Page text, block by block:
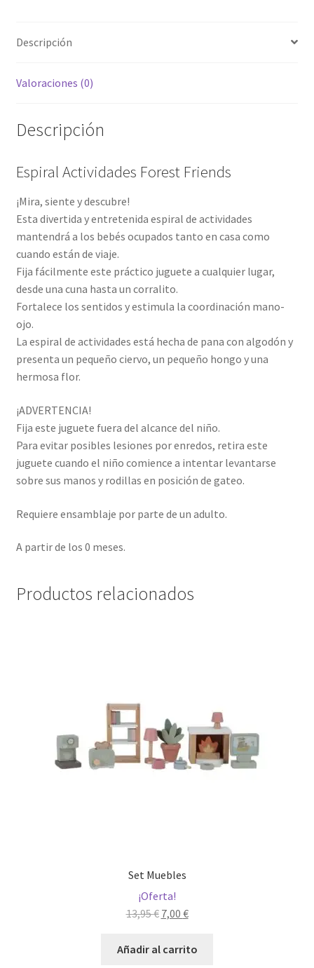
Descripción
Valoraciones (0)
Descripción
Espiral Actividades Forest Friends
¡Mira, siente y descubre!
Esta divertida y entretenida espiral de actividades
mantendrá a los bebés ocupados tanto en casa como
cuando están de viaje.
Fija fácilmente este práctico juguete a cualquier lugar,
desde una cuna hasta un corralito.
Fortalece los sentidos y estimula la coordinación mano-
ojo.
La espiral de actividades está hecha de pana con algodón y
presenta un pequeño ciervo, un pequeño hongo y una
hermosa flor.
¡ADVERTENCIA!
Fija este juguete fuera del alcance del niño.
Para evitar posibles lesiones por enredos, retira este
juguete cuando el niño comience a intentar levantarse
sobre sus manos y rodillas en posición de gateo.
Requiere ensamblaje por parte de un adulto.
A partir de los 0 meses.
Productos relacionados
Set Muebles
¡Oferta!
13,95€ El
original
7,00 €El
actual
Añadir al carrito